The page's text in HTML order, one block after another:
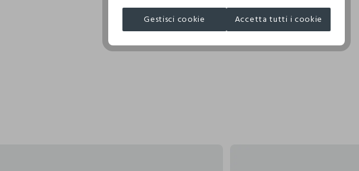
Gestisci cookie Accetta tutti i cookie